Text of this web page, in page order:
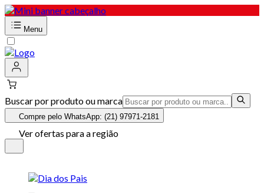
Menu
Buscar por produto ou marca
Compre pelo WhatsApp: (21) 97971-2181
Ver ofertas para a região